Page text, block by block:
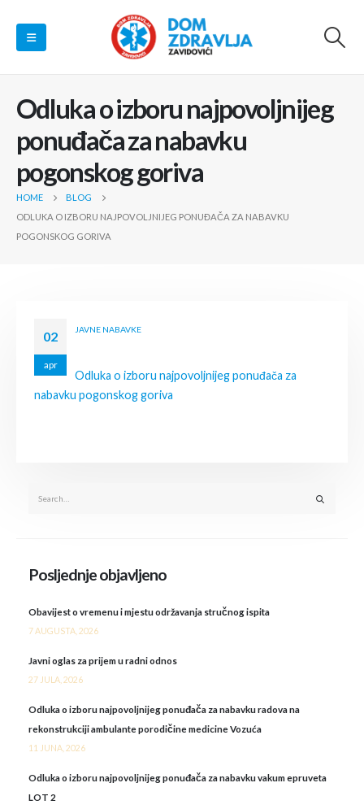
Odluka o izboru najpovoljnijeg
ponuđača za nabavku
pogonskog goriva
HOME
BLOG
ODLUKA O IZBORU NAJPOVOLJNIJEG PONUĐAČA ZA NABAVKU
POGONSKOG GORIVA
02
apr
JAVNE NABAVKE
Odluka o izboru najpovoljnijeg ponuđača za
nabavku pogonskog goriva
Posljednje objavljeno
Obavijest o vremenu i mjestu održavanja stručnog ispita
7 AUGUSTA, 2026
Javni oglas za prijem u radni odnos
27 JULA, 2026
Odluka o izboru najpovoljnijeg ponuđača za nabavku radova na
rekonstrukciji ambulante porodičine medicine Vozuća
11 JUNA, 2026
Odluka o izboru najpovoljnijeg ponuđača za nabavku vakum epruveta
LOT 2